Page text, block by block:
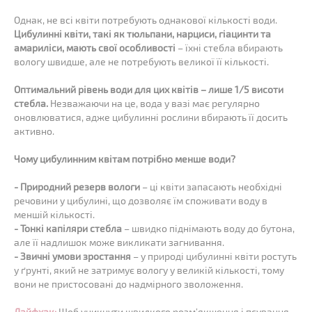
Однак, не всі квіти потребують однакової кількості води.
Цибулинні квіти, такі як тюльпани, нарциси, гіацинти та
амариліси, мають свої особливості – їхні стебла вбирають
вологу швидше, але не потребують великої її кількості.
Оптимальний рівень води для цих квітів – лише 1/5 висоти
стебла. Незважаючи на це, вода у вазі має регулярно
оновлюватися, адже цибулинні рослини вбирають її досить
активно.
Чому цибулинним квітам потрібно менше води?
- Природний резерв вологи – ці квіти запасають необхідні
речовини у цибулині, що дозволяє їм споживати воду в
меншій кількості.
- Тонкі капіляри стебла – швидко піднімають воду до бутона,
але її надлишок може викликати загнивання.
- Звичні умови зростання – у природі цибулинні квіти ростуть
у ґрунті, який не затримує вологу у великій кількості, тому
вони не пристосовані до надмірного зволоження.